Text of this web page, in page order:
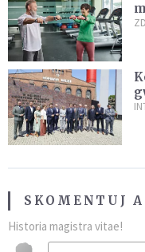
SKOMENTUJ
Historia magistra vitae!